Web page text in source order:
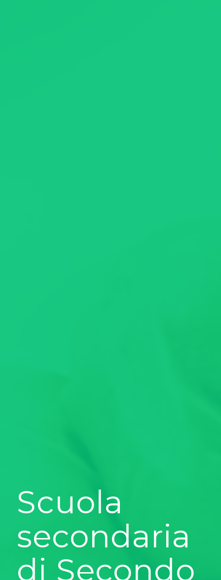
Scuola
secondaria